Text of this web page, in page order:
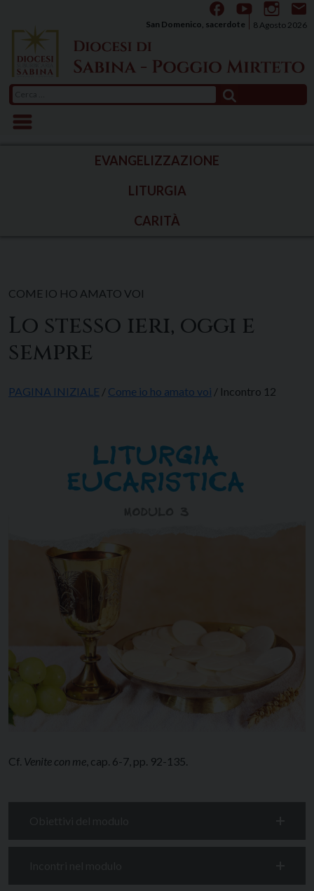
content
8 Agosto 2026
San Domenico, sacerdote
per:
EVANGELIZZAZIONE
LITURGIA
CARITÀ
COME IO HO AMATO VOI
Lo stesso ieri, oggi e
sempre
PAGINA INIZIALE / Come io ho amato voi / Incontro 12
Cf. Venite con me , cap. 6-7, pp. 92-135.